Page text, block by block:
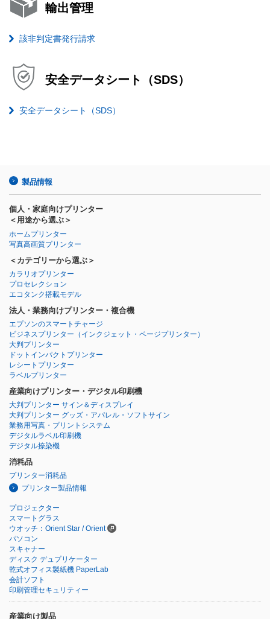
輸出管理
該非判定書発行請求
安全データシート（SDS）
安全データシート（SDS）
製品情報
個人・家庭向けプリンター
＜用途から選ぶ＞
ホームプリンター
写真高画質プリンター
＜カテゴリーから選ぶ＞
カラリオプリンター
プロセレクション
エコタンク搭載モデル
法人・業務向けプリンター・複合機
エプソンのスマートチャージ
ビジネスプリンター （インクジェット・ページプリンター）
大判プリンター
ドットインパクトプリンター
レシートプリンター
ラベルプリンター
産業向けプリンター・デジタル印刷機
大判プリンター サイン＆ディスプレイ
大判プリンター グッズ・アパレル・ソフトサイン
業務用写真・プリントシステム
デジタルラベル印刷機
デジタル捺染機
消耗品
プリンター消耗品
プリンター製品情報
プロジェクター
スマートグラス
ウオッチ：Orient Star / Orient
パソコン
スキャナー
ディスク デュプリケーター
乾式オフィス製紙機 PaperLab
会計ソフト
印刷管理セキュリティー
産業向け製品